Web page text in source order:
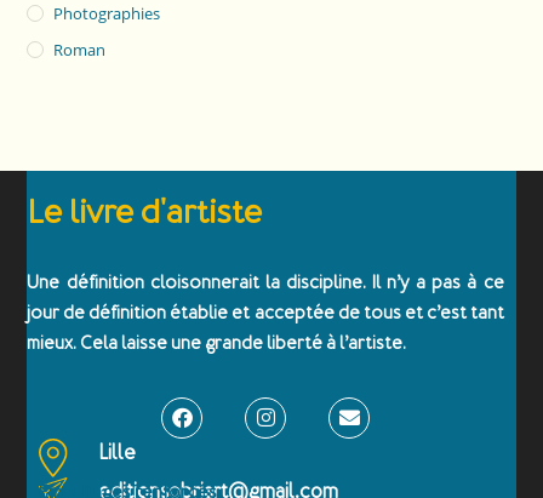
Photographies
Roman
Le livre d'artiste
Une définition cloisonnerait la discipline. Il n’y a pas à ce
jour de définition établie et acceptée de tous et c’est tant
mieux. Cela laisse une grande liberté à l’artiste.
Lille
editionsobriart@gmail.com
Emballages renforcés